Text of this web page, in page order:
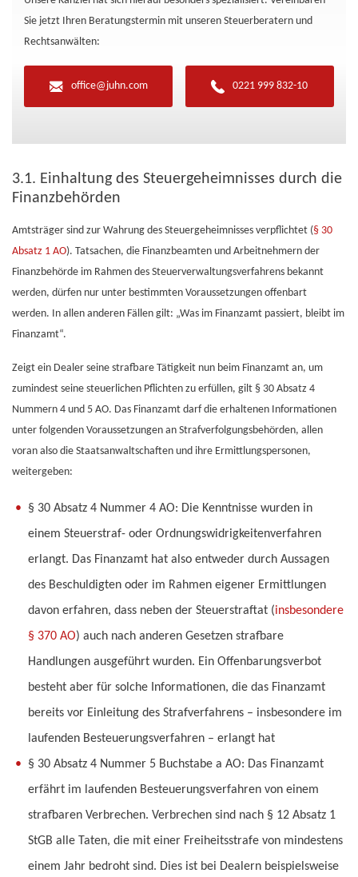
Sie jetzt Ihren Beratungstermin mit unseren Steuerberatern und
Rechtsanwälten:
office@juhn.com 0221 999 832-10
3.1. Einhaltung des Steuergeheimnisses durch die
Finanzbehörden
Amtsträger sind zur Wahrung des Steuergeheimnisses verpflichtet (§ 30
Absatz 1 AO). Tatsachen, die Finanzbeamten und Arbeitnehmern der
Finanzbehörde im Rahmen des Steuerverwaltungsverfahrens bekannt
werden, dürfen nur unter bestimmten Voraussetzungen offenbart
werden. In allen anderen Fällen gilt: „Was im Finanzamt passiert, bleibt im
Finanzamt“.
Zeigt ein Dealer seine strafbare Tätigkeit nun beim Finanzamt an, um
zumindest seine steuerlichen Pflichten zu erfüllen, gilt § 30 Absatz 4
Nummern 4 und 5 AO. Das Finanzamt darf die erhaltenen Informationen
unter folgenden Voraussetzungen an Strafverfolgungsbehörden, allen
voran also die Staatsanwaltschaften und ihre Ermittlungspersonen,
weitergeben:
§ 30 Absatz 4 Nummer 4 AO: Die Kenntnisse wurden in
einem Steuerstraf- oder Ordnungswidrigkeitenverfahren
erlangt. Das Finanzamt hat also entweder durch Aussagen
des Beschuldigten oder im Rahmen eigener Ermittlungen
davon erfahren, dass neben der Steuerstraftat (insbesondere
§ 370 AO) auch nach anderen Gesetzen strafbare
Handlungen ausgeführt wurden. Ein Offenbarungsverbot
besteht aber für solche Informationen, die das Finanzamt
bereits vor Einleitung des Strafverfahrens – insbesondere im
laufenden Besteuerungsverfahren – erlangt hat
§ 30 Absatz 4 Nummer 5 Buchstabe a AO: Das Finanzamt
erfährt im laufenden Besteuerungsverfahren von einem
strafbaren Verbrechen. Verbrechen sind nach § 12 Absatz 1
StGB alle Taten, die mit einer Freiheitsstrafe von mindestens
einem Jahr bedroht sind. Dies ist bei Dealern beispielsweise